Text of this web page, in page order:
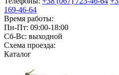
169-46-64
Время работы:
Пн-Пт: 09:00-18:00
Сб-Вс: выходной
Схема проезда:
Каталог